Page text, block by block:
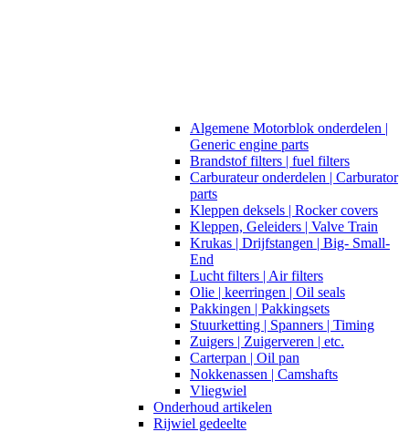
Algemene Motorblok onderdelen |
Generic engine parts
Brandstof filters | fuel filters
Carburateur onderdelen | Carburator
parts
Kleppen deksels | Rocker covers
Kleppen, Geleiders | Valve Train
Krukas | Drijfstangen | Big- Small-
End
Lucht filters | Air filters
Olie | keerringen | Oil seals
Pakkingen | Pakkingsets
Stuurketting | Spanners | Timing
Zuigers | Zuigerveren | etc.
Carterpan | Oil pan
Nokkenassen | Camshafts
Vliegwiel
Onderhoud artikelen
Rijwiel gedeelte